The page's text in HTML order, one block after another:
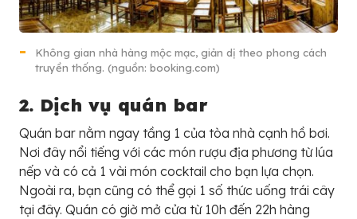
Không gian nhà hàng mộc mạc, giản dị theo phong cách
truyền thống. (nguồn: booking.com)
2. Dịch vụ quán bar
Quán bar nằm ngay tầng 1 của tòa nhà cạnh hồ bơi.
Nơi đây nổi tiếng với các món rượu địa phương từ lúa
nếp và có cả 1 vài món cocktail cho bạn lựa chọn.
Ngoài ra, bạn cũng có thể gọi 1 số thức uống trái cây
tại đây. Quán có giờ mở cửa từ 10h đến 22h hàng